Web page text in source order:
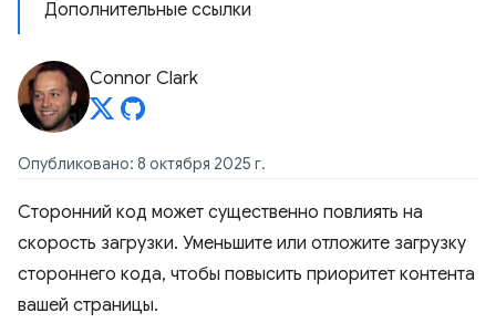
Дополнительные ссылки
Connor Clark
Опубликовано: 8 октября 2025 г.
Сторонний код может существенно повлиять на
скорость загрузки. Уменьшите или отложите загрузку
стороннего кода, чтобы повысить приоритет контента
вашей страницы.